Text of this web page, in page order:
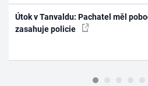
Útok v Tanvaldu: Pachatel měl
zasahuje policie